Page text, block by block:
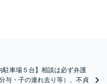
駐車場５台】相談は必ず弁護
与・子の連れ去り等）、不貞